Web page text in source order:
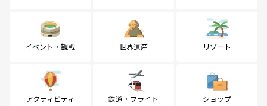
イベント・観戦 世界遺産 リゾート
アクティビティ 鉄道・フライト ショップ